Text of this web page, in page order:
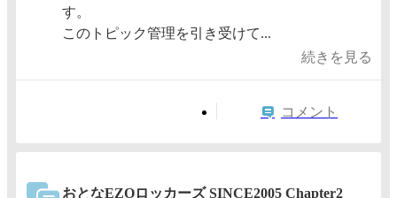
す。
このトピック管理を引き受けて...
続きを見る
コメント
おとなEZOロッカーズ SINCE2005 Chapter2